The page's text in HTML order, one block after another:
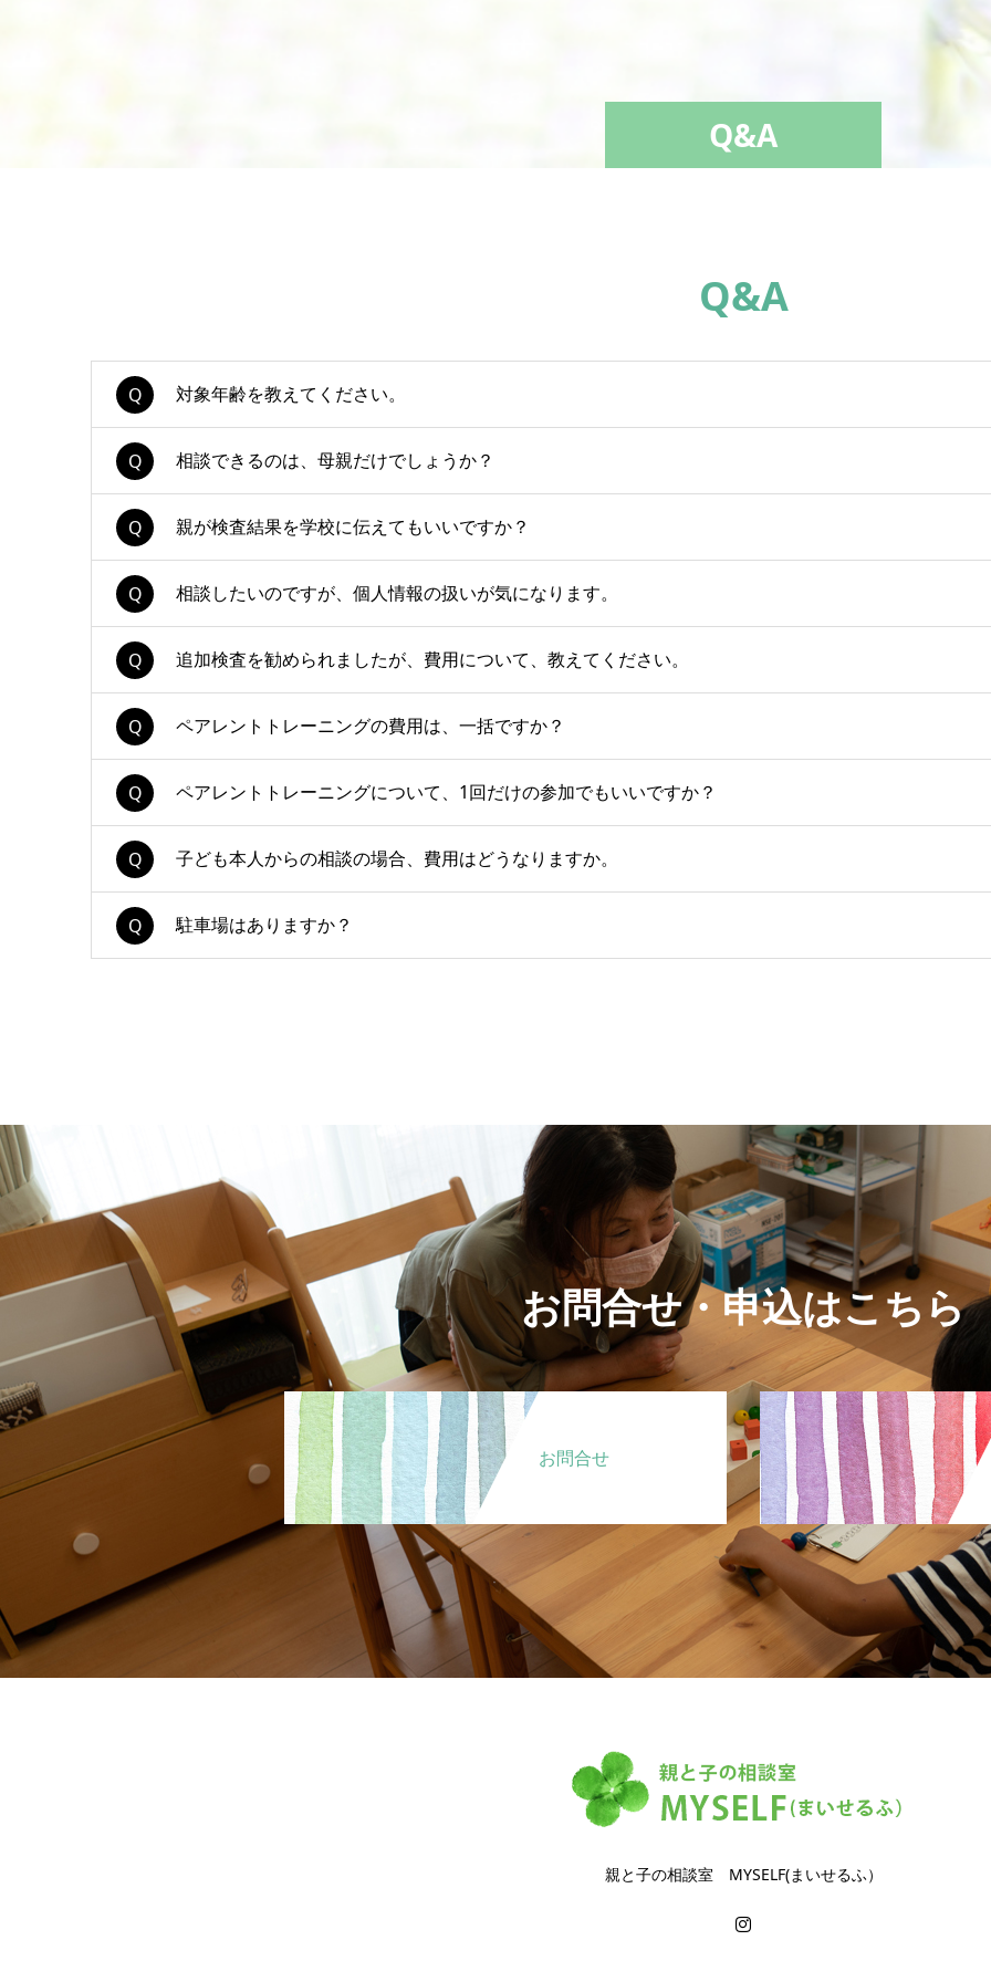
Q&A
Q&A
対象年齢を教えてください。
相談できるのは、母親だけでしょうか？
親が検査結果を学校に伝えてもいいですか？
相談したいのですが、個人情報の扱いが気になります。
追加検査を勧められましたが、費用について、教えてください。
ペアレントトレーニングの費用は、一括ですか？
ペアレントトレーニングについて、1回だけの参加でもいいですか？
子ども本人からの相談の場合、費用はどうなりますか。
駐車場はありますか？
お問合せ・申込はこちら
お問合せ
親と子の相談室 MYSELF(まいせるふ）